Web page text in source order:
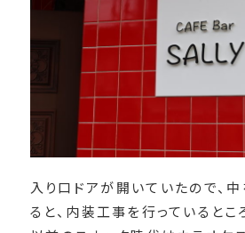
入り口ドアが開いていたので、
ると、内装工事を行っているとこ